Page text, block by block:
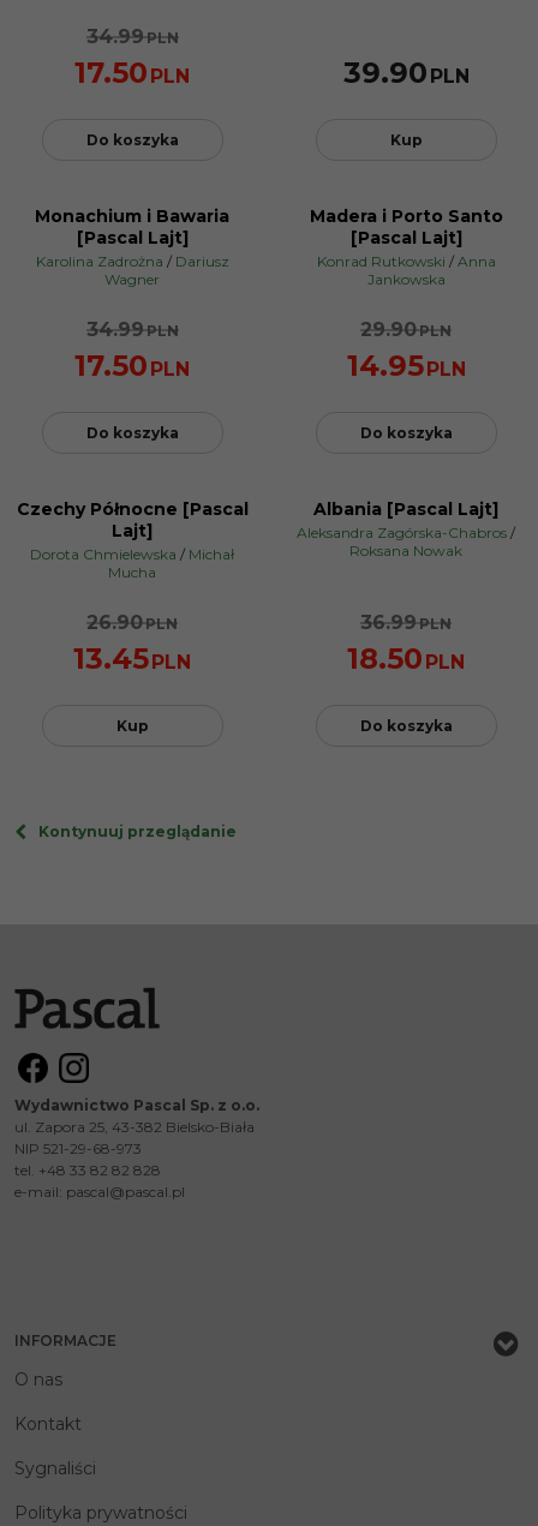
34.99PLN
17.50 PLN
Do koszyka
39.90 PLN
Kup
PROMOCJA
Monachium i Bawaria
[Pascal Lajt]
Karolina Zadrożna / Dariusz
Wagner
34.99PLN
17.50 PLN
Do koszyka
PROMOCJA
Madera i Porto Santo
[Pascal Lajt]
Konrad Rutkowski / Anna
Jankowska
29.90PLN
14.95PLN
Do koszyka
Czechy Północne [Pascal
Lajt]
Dorota Chmielewska / Michał
Mucha
26.90PLN
13.45PLN
Kup
Albania [Pascal Lajt]
Aleksandra Zagórska-Chabros /
Roksana Nowak
36.99PLN
18.50 PLN
Do koszyka
Kontynuuj przeglądanie
Wydawnictwo Pascal Sp. z o.o.
ul. Zapora 25, 43-382 Bielsko-Biała
NIP 521-29-68-973
tel. +48 33 82 82 828
e-mail: pascal@pascal.pl
INFORMACJE
O nas
Kontakt
Sygnaliści
Polityka prywatności